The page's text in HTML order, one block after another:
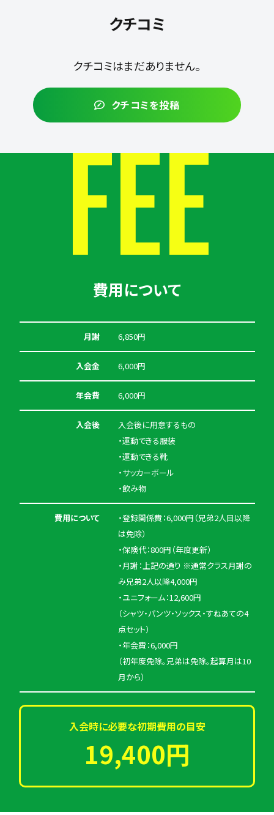
クチコミ
クチコミはまだありません。
クチコミを投稿
FEE
費用について
月謝 6,850円
入会金 6,000円
年会費 6,000円
入会後
入会後に用意するもの
・運動できる服装
・運動できる靴
・サッカーボール
・飲み物
費用について
・登録関係費：6,000円（兄弟2人目以降
は免除）
・保険代：800円（年度更新）
・月謝：上記の通り ※通常クラス月謝の
み兄弟2人以降4,000円
・ユニフォーム：12,600円
（シャツ・パンツ・ソックス・すねあての4
点セット）
・年会費：6,000円
（初年度免除。兄弟は免除。起算月は10
月から）
入会時に必要な初期費用の目安
19,400円